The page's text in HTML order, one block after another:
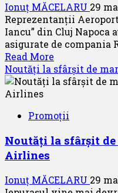
Ionuț MĂCELARU 29
Reprezentanții
Iancu” din Cluj
asigurate de compania
Read More
more
about
,,Avram
Cluj
și-
Noutăți la sfârșit de
Promoții
Noutăți la sfârșit de
Airlines
Ionuț MĂCELARU 29